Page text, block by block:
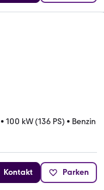
• 100 kW (136 PS) • Benzin
Kontakt Parken